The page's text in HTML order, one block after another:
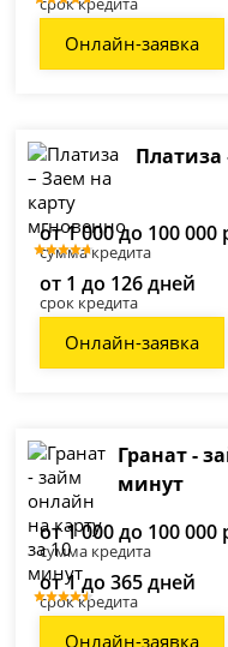
Онлайн-заявка
Платиза
от 1 000 до 100 000
сумма кредита
от 1 до 126 дней
срок кредита
Онлайн-заявка
Гранат -
минут
от 1 000 до 100 000
сумма кредита
от 1 до 365 дней
срок кредита
Онлайн-заявка